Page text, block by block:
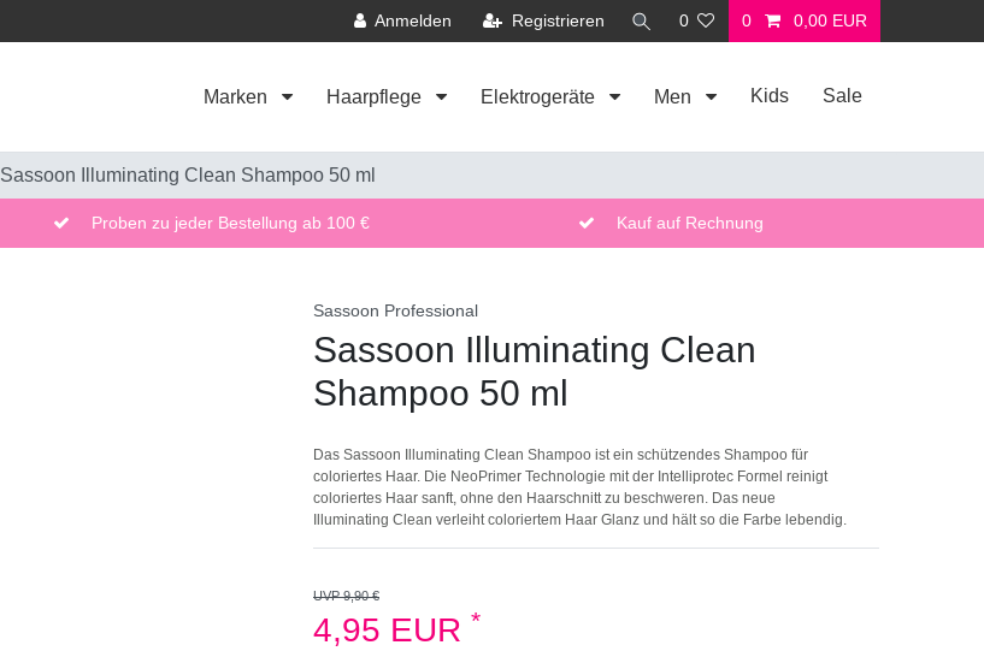
Anmelden Registrieren 0 0 0,00 EUR
Marken Haarpflege Elektrogeräte Men Kids Sale
Sassoon Illuminating Clean Shampoo 50 ml
Proben zu jeder Bestellung ab 100 € Kauf auf Rechnung
Sassoon Professional
Sassoon Illuminating Clean
Shampoo 50 ml
Das Sassoon Illuminating Clean Shampoo ist ein schützendes Shampoo für
coloriertes Haar. Die NeoPrimer Technologie mit der Intelliprotec Formel reinigt
coloriertes Haar sanft, ohne den Haarschnitt zu beschweren. Das neue
Illuminating Clean verleiht coloriertem Haar Glanz und hält so die Farbe lebendig.
UVP 9,90 €
4,95 EUR *